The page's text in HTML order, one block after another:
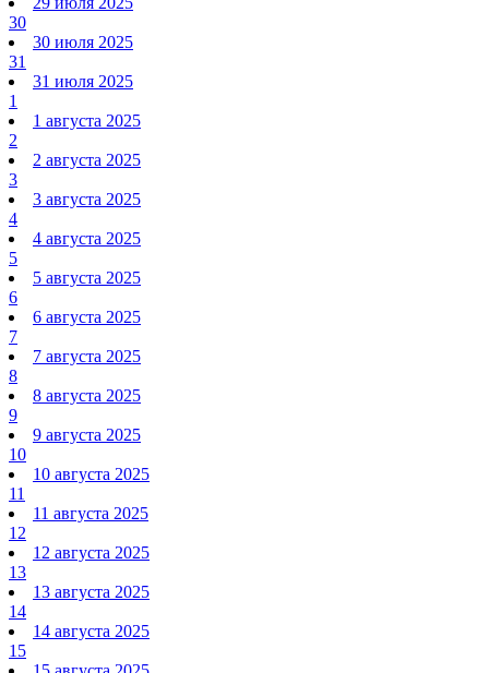
30
30 июля 2025
31
31 июля 2025
1
1 августа 2025
2
2 августа 2025
3
3 августа 2025
4
4 августа 2025
5
5 августа 2025
6
6 августа 2025
7
7 августа 2025
8
8 августа 2025
9
9 августа 2025
10
10 августа 2025
11
11 августа 2025
12
12 августа 2025
13
13 августа 2025
14
14 августа 2025
15